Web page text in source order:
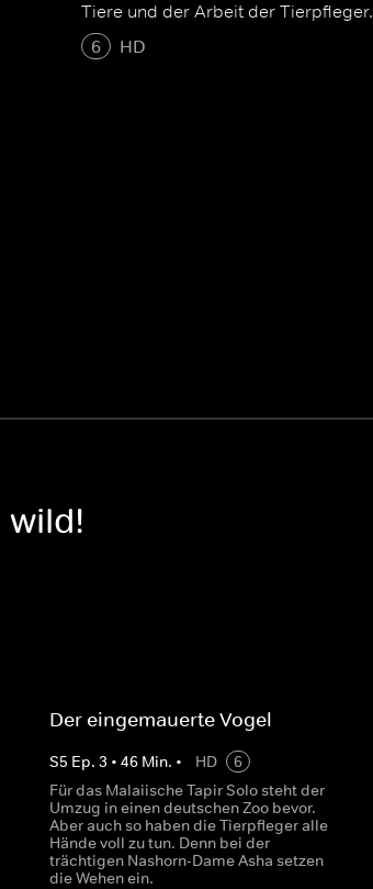
Tiere und der Arbeit der Tierpfleger.
6
HD
wild!
Der eingemauerte Vogel
S5 Ep. 3 • 46Min. • HD
6
Für das Malaiische Tapir Solo steht der
Umzug in einen deutschen Zoo bevor.
Aber auch so haben die Tierpfleger alle
Hände voll zu tun. Denn bei der
trächtigen Nashorn-Dame Asha setzen
die Wehen ein.